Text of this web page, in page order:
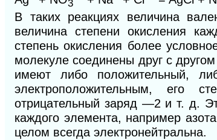
3
В таких реакциях величина
величина степени окисления
степень окисления более
молекуле соединены друг с
имеют либо положительный,
электроположительным, его
отрицательный заряд —2 и т. д.
каждого элемента, например
целом всегда электронейтральна.